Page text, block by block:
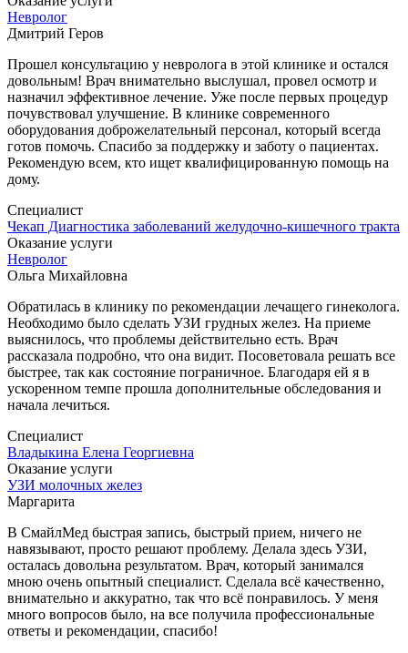
Невролог
Дмитрий Геров
Прошел консультацию у невролога в этой клинике и остался
довольным! Врач внимательно выслушал, провел осмотр и
назначил эффективное лечение. Уже после первых процедур
почувствовал улучшение. В клинике современного
оборудования доброжелательный персонал, который всегда
готов помочь. Спасибо за поддержку и заботу о пациентах.
Рекомендую всем, кто ищет квалифицированную помощь на
дому.
Специалист
Чекап Диагностика заболеваний желудочно-кишечного тракта
Оказание услуги
Невролог
Ольга Михайловна
Обратилась в клинику по рекомендации лечащего гинеколога.
Необходимо было сделать УЗИ грудных желез. На приеме
выяснилось, что проблемы действительно есть. Врач
рассказала подробно, что она видит. Посоветовала решать все
быстрее, так как состояние пограничное. Благодаря ей я в
ускоренном темпе прошла дополнительные обследования и
начала лечиться.
Специалист
Владыкина Елена Георгиевна
Оказание услуги
УЗИ молочных желез
Маргарита
В СмайлМед быстрая запись, быстрый прием, ничего не
навязывают, просто решают проблему. Делала здесь УЗИ,
осталась довольна результатом. Врач, который занимался
мною очень опытный специалист. Сделала всё качественно,
внимательно и аккуратно, так что всё понравилось. У меня
много вопросов было, на все получила профессиональные
ответы и рекомендации, спасибо!